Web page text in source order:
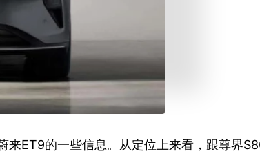
来ET9的一些信息。从定位上来看，跟尊界